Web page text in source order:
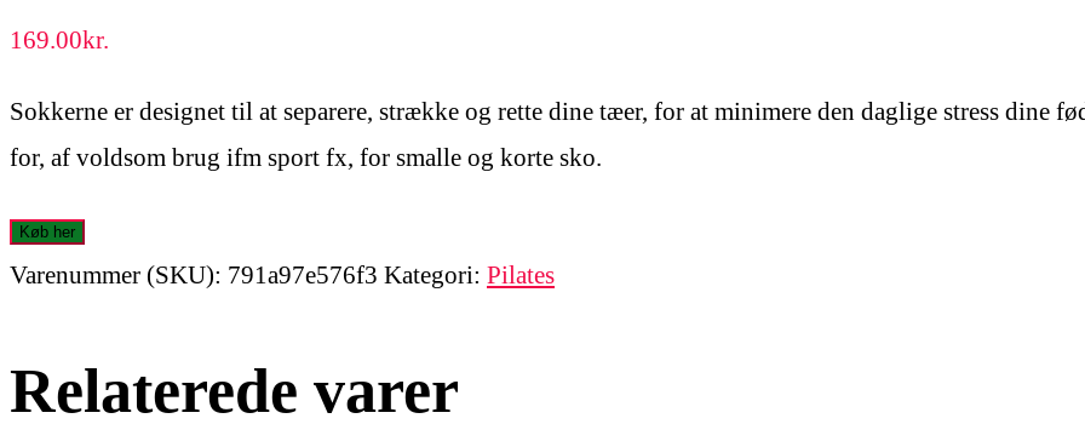
169.00kr.
Sokkerne er designet til at separere, strække og rette dine tæer, for at minimere den daglige stress dine
for, af voldsom brug ifm sport fx, for smalle og korte sko.
Køb her
Varenummer (SKU): 791a97e576f3 Kategori: Pilates
Relaterede varer